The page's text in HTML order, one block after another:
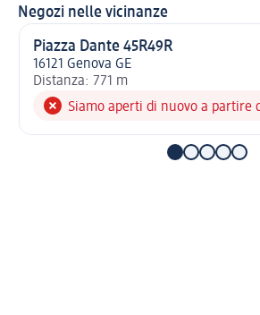
Negozi nelle vicinanze
Piazza Dante 45R49R
16121 Genova GE
Distanza: 771 m
Siamo aperti di nuovo a partire